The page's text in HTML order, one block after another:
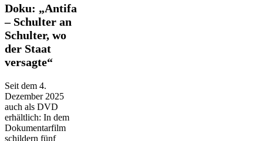
Doku:
„Antifa
–
Schulter
an
Schulter,
wo
Staat
versagte“
Doku: „Antifa
– Schulter an
Schulter, wo
der Staat
versagte“
Seit dem 4.
Dezember 2025
auch als DVD
erhältlich: In dem
Dokumentarfilm
schildern fünf